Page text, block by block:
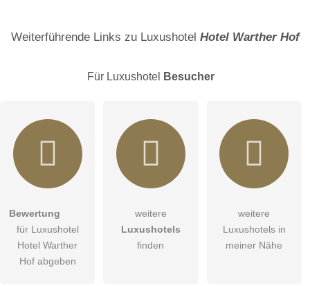
E-Mail-Adresse (wird nicht veröffentlicht)
Hiermit akzeptiere ich dieAGB
DieDatenschutzerklärung habe ich zur Kenntnis genommen.
Weiterführende Links zu Luxushotel Hotel Warther Hof
Für Luxushotel Besucher
Bewertung
für Luxushotel
Hotel Warther
Hof abgeben
weitere
Luxushotels
finden
weitere
Luxushotels in
meiner Nähe